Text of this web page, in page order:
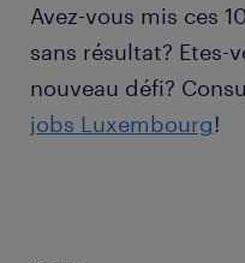
Avez-vous mis ces
sans résultat? Etes-
nouveau défi?
jobs Luxembourg!